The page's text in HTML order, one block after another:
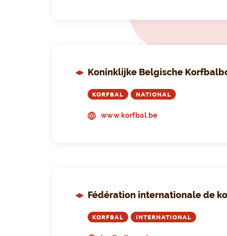
Koninklijke Belgische
KORFBAL NATIONAL
www.korfbal.be
Fédération internationale de
KORFBAL INTERNATIONAL